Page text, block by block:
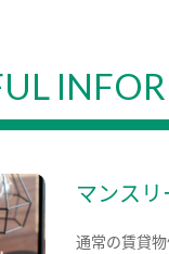
マンス
通常の賃貸